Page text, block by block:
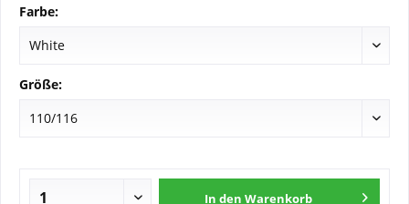
Farbe:
Größe:
In den Warenkorb